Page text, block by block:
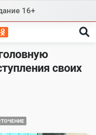
16+
своих